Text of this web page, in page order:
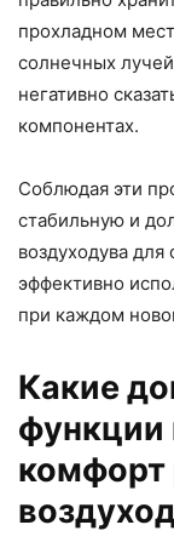
прохладном
солнечных
негативно
компонентах.
Соблюдая эти
стабильную и
воздуходува
эффективно
при каждом
Какие
функции
комфорт